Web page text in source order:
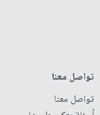
تواصل معنا
تواصل معنا